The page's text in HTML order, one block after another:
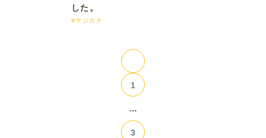
した。
#マジカチ
1
…
3